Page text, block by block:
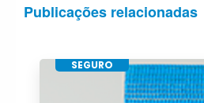
Publicações relacionadas
SEGURO